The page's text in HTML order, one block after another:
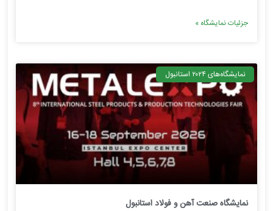
جزئیات نمایشگاه »
نمایشگاه‌های ۲۰۲۴ استانبول
نمایشگاه صنعت آهن و فولاد استانبول